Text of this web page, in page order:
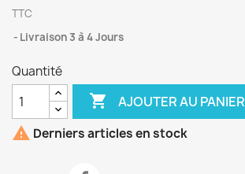
TTC
Livraison 3 à 4 Jours
Quantité
 AJOUTER AU PANIER
 Derniers articles en stock